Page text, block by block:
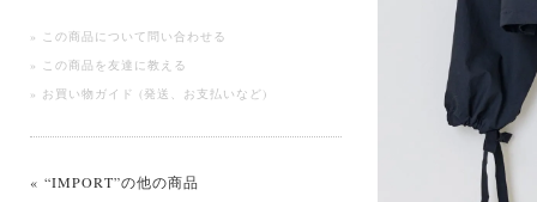
» この商品について問い合わせる
» この商品を友達に教える
» お買い物ガイド (発送、お支払いなど)
« “IMPORT”の他の商品